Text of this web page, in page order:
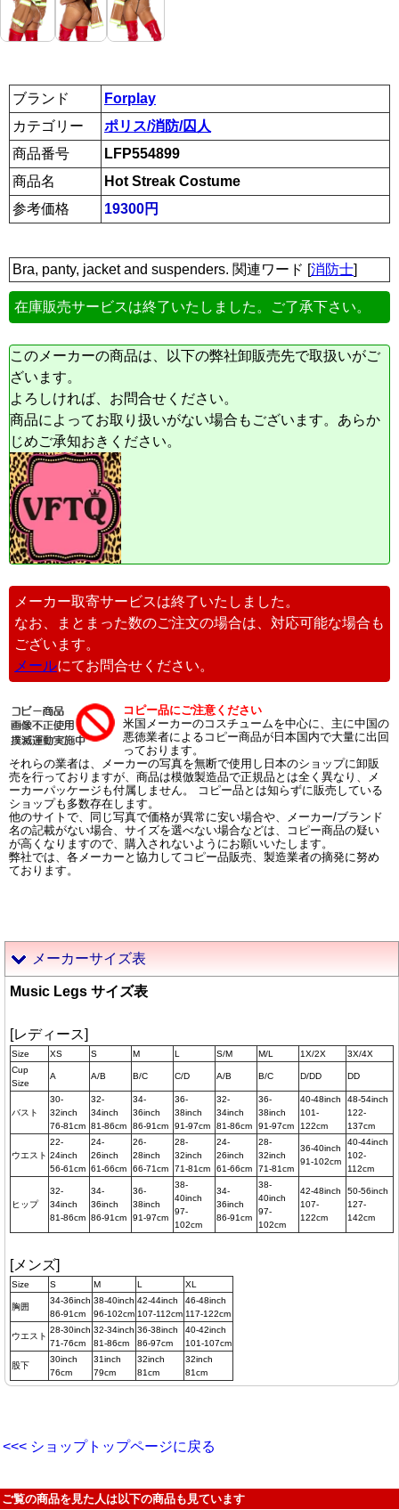
ブランド
Forplay
カテゴリー
ポリス/消防/囚人
商品番号
LFP554899
商品名
Hot Streak Costume
参考価格
19300円
Bra, panty, jacket and suspenders. 関連ワード [消防士]
在庫販売サービスは終了いたしました。ご了承下さい。
このメーカーの商品は、以下の弊社卸販売先で取扱いがご
ざいます。
よろしければ、お問合せください。
商品によってお取り扱いがない場合もございます。あらか
じめご承知おきください。
メーカー取寄サービスは終了いたしました。
なお、まとまった数のご注文の場合は、対応可能な場合も
ございます。
メールにてお問合せください。
コピー品にご注意ください
米国メーカーのコスチュームを中心に、主に中国の
悪徳業者によるコピー商品が日本国内で大量に出回
っております。
それらの業者は、メーカーの写真を無断で使用し日本のショップに卸販
売を行っておりますが、商品は模倣製造品で正規品とは全く異なり、メ
ーカーパッケージも付属しません。 コピー品とは知らずに販売している
ショップも多数存在します。
他のサイトで、同じ写真で価格が異常に安い場合や、メーカー/ブランド
名の記載がない場合、サイズを選べない場合などは、コピー商品の疑い
が高くなりますので、購入されないようにお願いいたします。
弊社では、各メーカーと協力してコピー品販売、製造業者の摘発に努め
ております。
メーカーサイズ表
Music Legs サイズ表
[レディース]
Size XS S M L S/M M/L 1X/2X
3X/4X
Cup
Size
A A/B B/C C/D A/B B/C D/DD DD
バスト
30-
32inch
76-81cm
32-
34inch
81-86cm
34-
36inch
86-91cm
36-
38inch
91-97cm
32-
34inch
81-86cm
36-
38inch
91-97cm
40-48inch
101-
122cm
48-54inch
122-
137cm
ウエスト
22-
24inch
56-61cm
24-
26inch
61-66cm
26-
28inch
66-71cm
28-
32inch
71-81cm
24-
26inch
61-66cm
28-
32inch
71-81cm
36-40inch
91-102cm
40-44inch
102-
112cm
ヒップ
32-
34inch
81-86cm
34-
36inch
86-91cm
36-
38inch
91-97cm
38-
40inch
97-
102cm
34-
36inch
86-91cm
38-
40inch
97-
102cm
42-48inch
107-
122cm
50-56inch
127-
142cm
[メンズ]
Size S M L XL
胸囲
34-36inch
86-91cm
38-40inch
96-102cm
42-44inch
107-112cm
46-48inch
117-122cm
ウエスト
28-30inch
71-76cm
32-34inch
81-86cm
36-38inch
86-97cm
40-42inch
101-107cm
股下
30inch
76cm
31inch
79cm
32inch
81cm
32inch
81cm
<<< ショップトップページに戻る
ご覧の商品を見た人は以下の商品も見ています